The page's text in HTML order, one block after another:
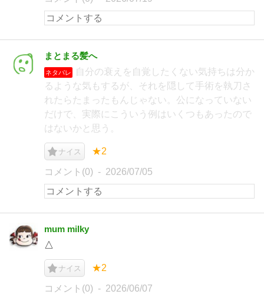
まとまる髪へ
ネタバレ
自分の衰えを自覚したくない気持ちは分か
るような気もするが、それを隠して手術を執刀さ
れたらたまったもんじゃない。公になっていない
だけで、実際にこういう例はいくつもあったので
はないかと思う。
ナイス ★2
コメント(0) 2026/07/05
mum milky
△
ナイス ★2
コメント(0) 2026/06/07